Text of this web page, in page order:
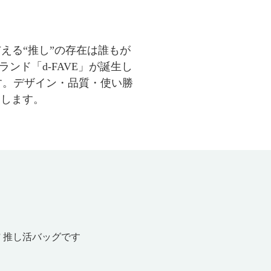
る“推し”の存在は誰もが
ンド「d-FAVE」が誕生し
デザイン・品質・使い勝
ます。
し活バッグです